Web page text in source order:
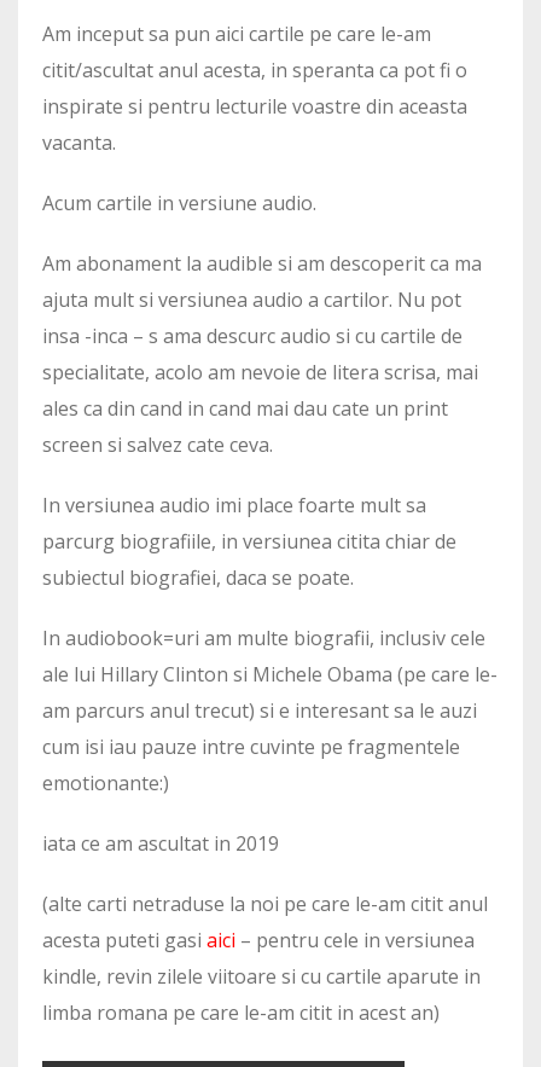
Am inceput sa pun aici cartile pe care le-am
citit/ascultat anul acesta, in speranta ca pot fi o
inspirate si pentru lecturile voastre din aceasta
vacanta.
Acum cartile in versiune audio.
Am abonament la audible si am descoperit ca ma
ajuta mult si versiunea audio a cartilor. Nu pot
insa -inca – s ama descurc audio si cu cartile de
specialitate, acolo am nevoie de litera scrisa, mai
ales ca din cand in cand mai dau cate un print
screen si salvez cate ceva.
In versiunea audio imi place foarte mult sa
parcurg biografiile, in versiunea citita chiar de
subiectul biografiei, daca se poate.
In audiobook=uri am multe biografii, inclusiv cele
ale lui Hillary Clinton si Michele Obama (pe care le-
am parcurs anul trecut) si e interesant sa le auzi
cum isi iau pauze intre cuvinte pe fragmentele
emotionante:)
iata ce am ascultat in 2019
(alte carti netraduse la noi pe care le-am citit anul
acesta puteti gasi aici – pentru cele in versiunea
kindle, revin zilele viitoare si cu cartile aparute in
limba romana pe care le-am citit in acest an)